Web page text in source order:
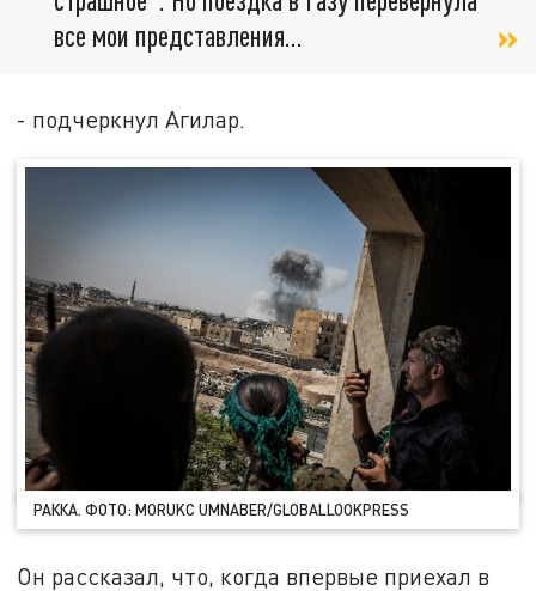
все мои представления…
- подчеркнул Агилар.
РАККА. ФОТО: MORUKC UMNABER/GLOBALLOOKPRESS
Он рассказал, что, когда впервые приехал в